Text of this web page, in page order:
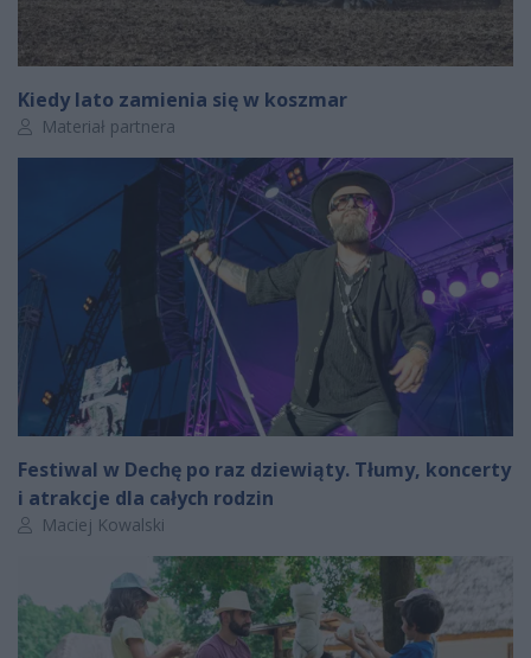
Kiedy lato zamienia się w koszmar
Autor artykułu:
Materiał partnera
Festiwal w Dechę po raz dziewiąty. Tłumy, koncerty
i atrakcje dla całych rodzin
Autor artykułu:
Maciej Kowalski